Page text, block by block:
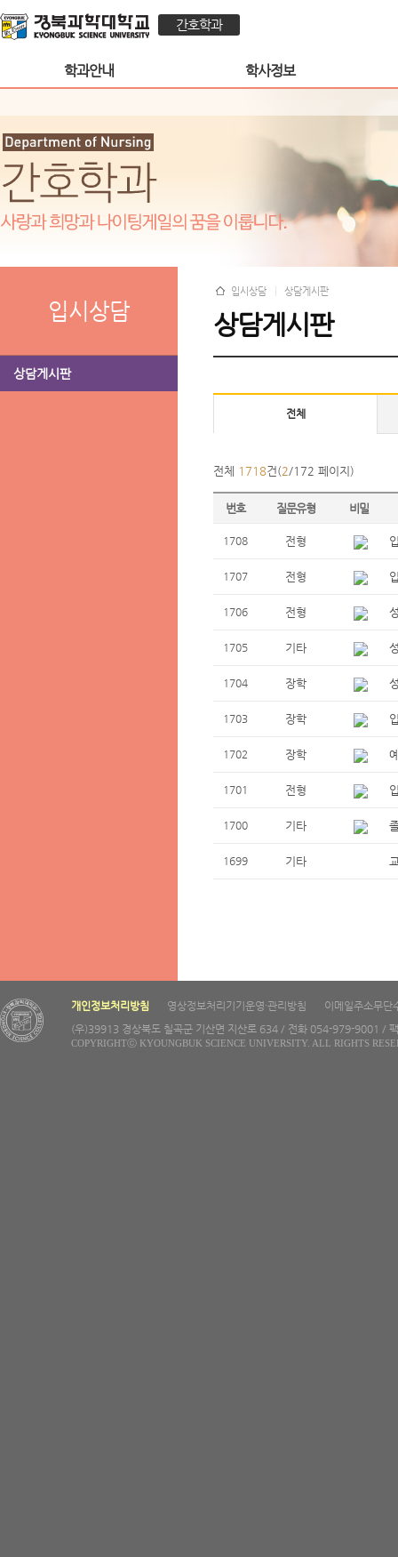
간호학과
학과안내 학사정보
입시상담
상담게시판
입시상담 상담게시판
상담게시판
전체
전체 1718건(2/172 페이지)
번호 질문유형 비밀
1708 전형
1707 전형
1706 전형
1705 기타
1704 장학
1703 장학
1702 장학
1701 전형
1700 기타
1699 기타
개인정보처리방침 영상정보처리기기운영·관리방침
이메일주소무단
(우)39913 경상북도 칠곡군 기산면 지산로 634 / 전화 054-979-9001 /
COPYRIGHTⓒ KYOUNGBUK SCIENCE UNIVERSITY. ALL RIGHTS